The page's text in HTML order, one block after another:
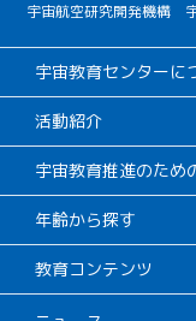
宇宙航空研究開発機構
宇宙教育センターに
活動紹介
宇宙教育推進のため
年齢から探す
教育コンテンツ